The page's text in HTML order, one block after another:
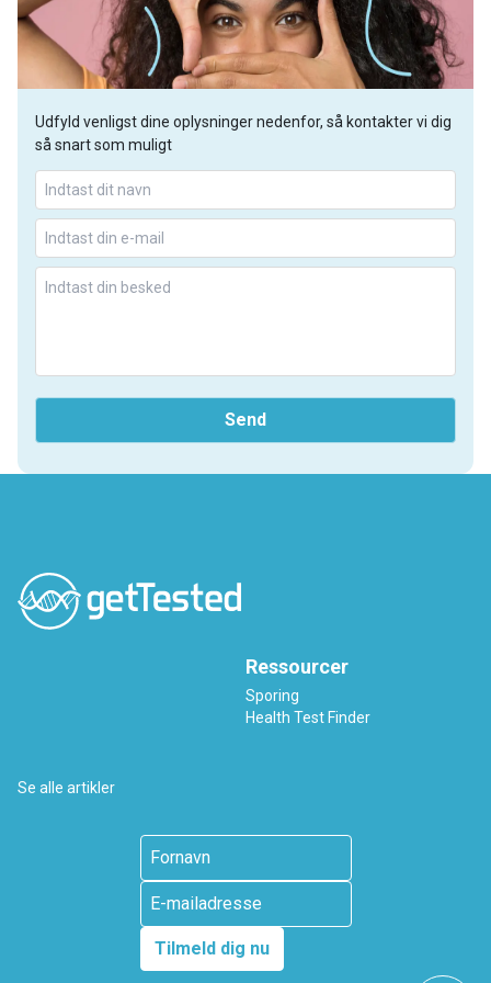
Eksempel på returforsendelsesetiket.
SPOR DIN PAKKE: Hvis du noterer sporingsnummeret på
etiketten, kan du spore den på vej tilbage til os.
Udfyld venligst dine oplysninger nedenfor, så kontakter vi dig
så snart som muligt
Send
Ressourcer
Sporing
Health Test Finder
Se alle artikler
Tilmeld dig nu